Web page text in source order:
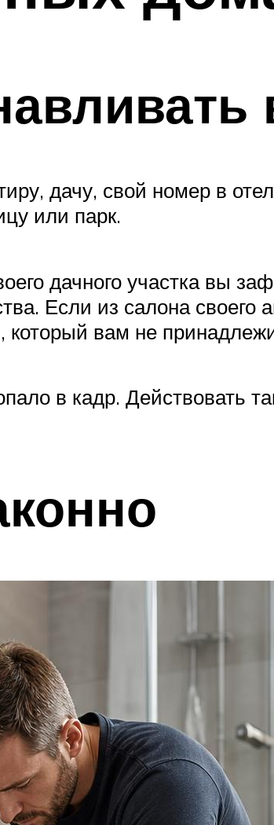
дачу, свой номер в
или парк.
дачного участка вы
Если из салона
вам не
в кадр. Действовать